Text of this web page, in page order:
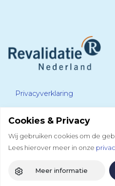
Cookies & Privacy
Wij gebruiken cookies om de
Lees hierover meer in onze
Meer informatie
Privacyverklaring
Disclaimer
Colofon